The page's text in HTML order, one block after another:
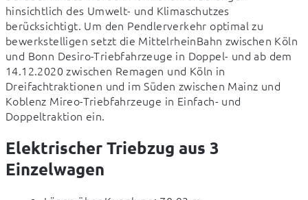
hinsichtlich des Umwelt- und Klimaschutzes
berücksichtigt. Um den Pendlerverkehr optimal zu
bewerkstelligen setzt die MittelrheinBahn zwischen Köln
und Bonn Desiro-Triebfahrzeuge in Doppel- und ab dem
14.12.2020 zwischen Remagen und Köln in
Dreifachtraktionen und im Süden zwischen Mainz und
Koblenz Mireo-Triebfahrzeuge in Einfach- und
Doppeltraktion ein.
Elektrischer Triebzug aus 3
Einzelwagen